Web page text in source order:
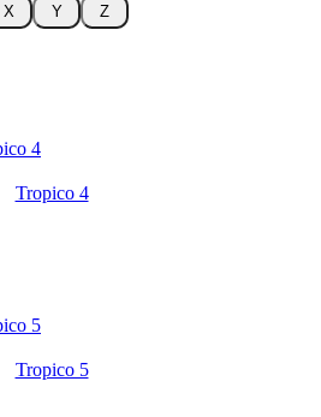
X Y Z
Tropico 4
Tropico 5